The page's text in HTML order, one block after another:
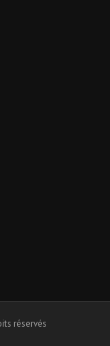
réservés